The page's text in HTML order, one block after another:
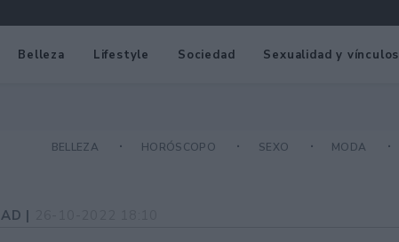
Belleza Lifestyle Sociedad Sexualidad y vínculos
BELLEZA HORÓSCOPO SEXO MODA
|